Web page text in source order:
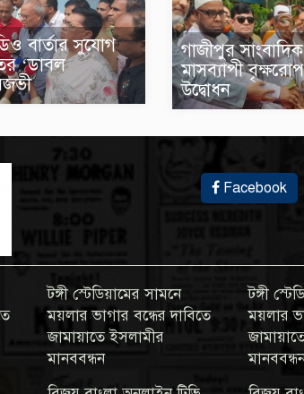
বার্তার সুযোগ
‘ডাবল
গাজীপুর
মাসব্যাপী
উদ্বোধন
Facebook
টঙ্গী স্টেডিয়ামের সামনে
ময়লার ভাগার বন্ধের দাবিতে
জামায়াতে ইসলামীর
মানববন্ধন
টঙ্গী
ময়লার